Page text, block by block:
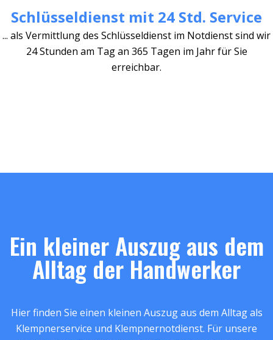
Schlüsseldienst mit 24 Std. Service
... als Vermittlung des Schlüsseldienst im Notdienst sind wir
24 Stunden am Tag an 365 Tagen im Jahr für Sie
erreichbar.
Ein kleiner Auszug aus dem
Alltag der Handwerker
Hier finden Sie einen kleinen Auszug aus dem Alltag als
Klempnerservice und Klempnernotdienst. Für unsere